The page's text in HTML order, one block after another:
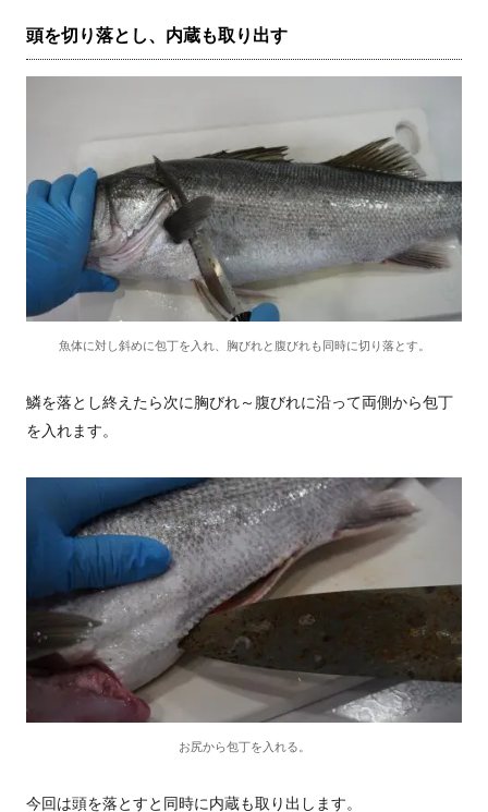
頭を切り落とし、内蔵も取り出す
魚体に対し斜めに包丁を入れ、胸びれと腹びれも同時に切り落とす。
鱗を落とし終えたら次に胸びれ～腹びれに沿って両側から包丁
を入れます。
お尻から包丁を入れる。
今回は頭を落とすと同時に内蔵も取り出します。